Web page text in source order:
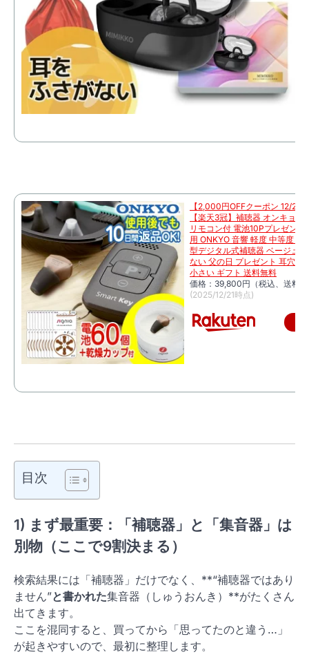
【2,000円OFFクーポン 12/26
【楽天3冠】補聴器 オンキョー
リモコン付 電池10Pプレゼント
用 ONKYO 音響 軽度 中等度 難
型デジタル式補聴器 ベージュ
ない 父の日 プレゼント 耳穴型
小さい ギフト 送料無料
価格：39,800円（税込、送料
(2025/12/21時点)
目次
1) まず最重要：
「補聴器」と「集音器」は
別物 （ここで9割決まる）
検索結果には「補聴器」だけでなく、**“補聴器ではあり
ません”と書かれた集音器（しゅうおんき）**がたくさん
出てきます。
ここを混同すると、買ってから「思ってたのと違う…」
が起きやすいので、最初に整理します。